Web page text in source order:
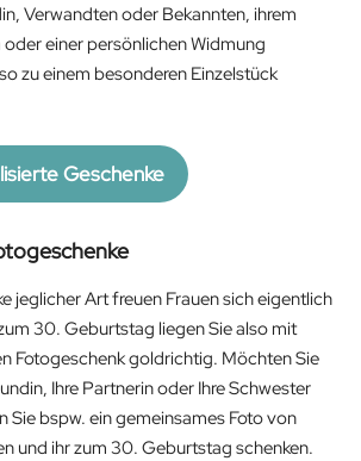
Verwandten oder Bekannten, ihrem
einer persönlichen Widmung
zu einem besonderen Einzelstück
Geschenke
jeglicher Art freuen Frauen sich eigentlich
30. Geburtstag liegen Sie also mit
Fotogeschenk goldrichtig. Möchten Sie
Ihre Partnerin oder Ihre Schwester
Sie bspw. ein gemeinsames Foto von
und ihr zum 30. Geburtstag schenken.